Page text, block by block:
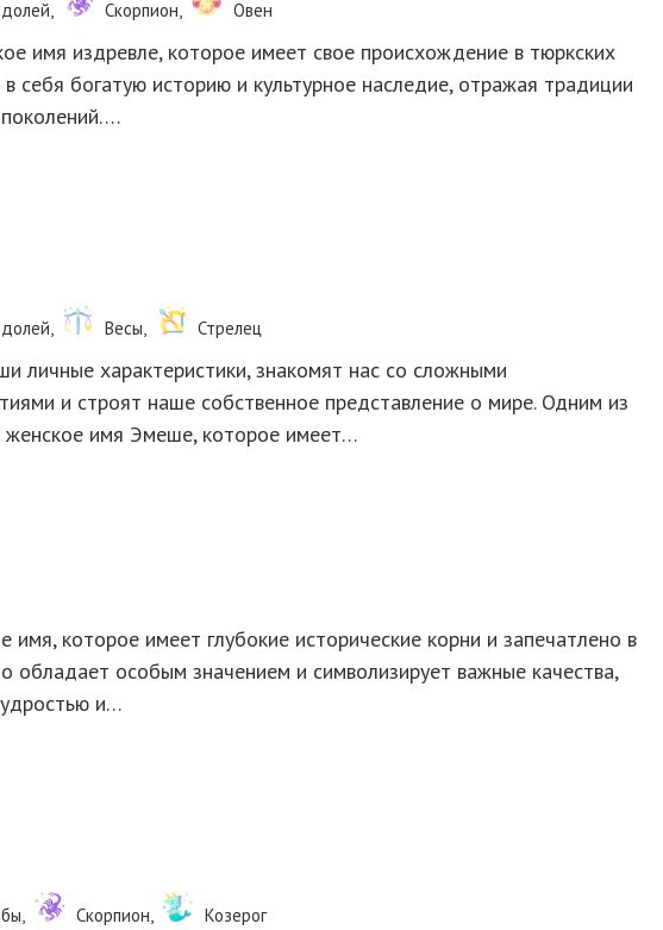
Скорпион, Овен
имя издревле, которое имеет свое происхождение в тюркских
себя богатую историю и культурное наследие, отражая традиции
Весы, Стрелец
личные характеристики, знакомят нас со сложными
и строят наше собственное представление о мире. Одним из
женское имя Эмеше, которое имеет…
имя, которое имеет глубокие исторические корни и запечатлено в
обладает особым значением и символизирует важные качества,
и…
Скорпион, Козерог